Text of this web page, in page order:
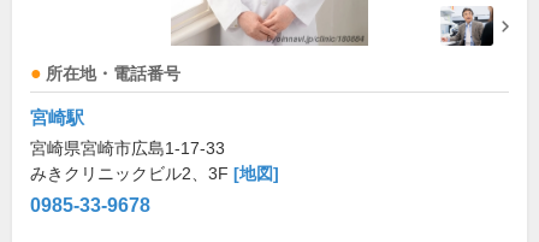
所在地・電話番号
宮崎駅
宮崎県宮崎市広島1-17-33
みきクリニックビル2、3F [地図]
0985-33-9678